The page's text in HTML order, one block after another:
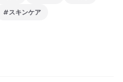
#スキンケア